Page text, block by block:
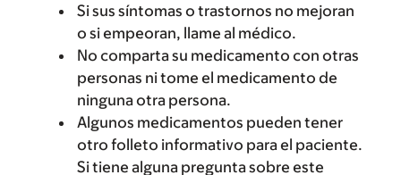
Si sus síntomas o trastornos no mejoran
o si empeoran, llame al médico.
No comparta su medicamento con otras
personas ni tome el medicamento de
ninguna otra persona.
Algunos medicamentos pueden tener
otro folleto informativo para el paciente.
Si tiene alguna pregunta sobre este